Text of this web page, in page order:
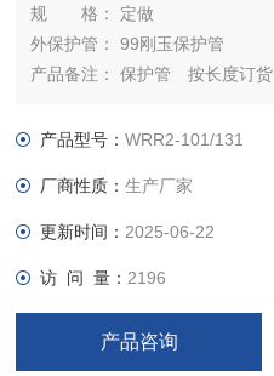
规 格： 定做
外保护管： 99刚玉保护管
产品备注： 保护管 按长度订货
生产双铂铑热电偶厂家
铂铑6热电偶
产品型号：WRR2-101/131
厂商性质：生产厂家
更新时间： 2025-06-22
访 问 量： 2196
产品咨询